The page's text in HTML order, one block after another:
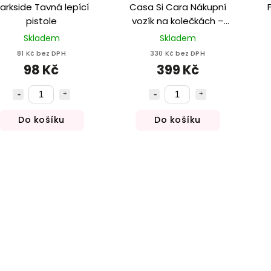
Tavná lepící
pistole
Skladem
81 Kč bez DPH
98 Kč
Do košíku
Casa Si Cara Nákupní
vozík na kolečkách –
černý, 6kolový, 30 l
Skladem
330 Kč bez DPH
399 Kč
Do košíku